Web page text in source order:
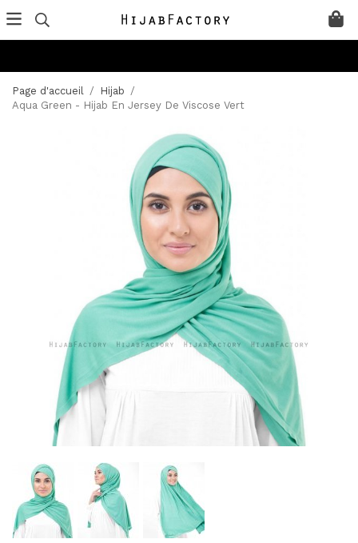
Page d'accueil / Hijab /
Aqua Green - Hijab En Jersey De Viscose Vert